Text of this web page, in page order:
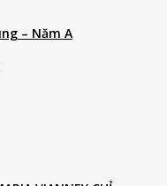
– Năm A